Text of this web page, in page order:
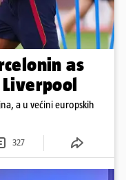
as
a u većini europskih
327